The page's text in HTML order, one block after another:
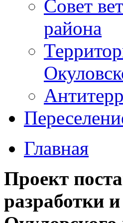
Совет
района
Главная
Проект
разработки